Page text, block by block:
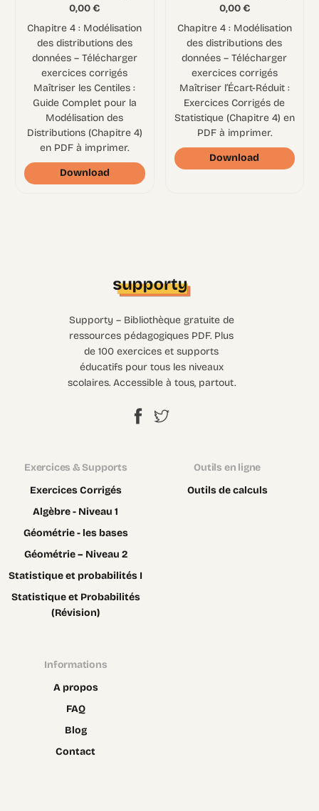
0,00€
Chapitre 4 : Modélisation
des distributions des
données – Télécharger
exercices corrigés
Maîtriser les Centiles :
Guide Complet pour la
Modélisation des
Distributions (Chapitre 4)
en PDF à imprimer.
Download
0,00€
Chapitre 4 : Modélisation
des distributions des
données – Télécharger
exercices corrigés
Maîtriser l’Écart-Réduit :
Exercices Corrigés de
Statistique (Chapitre 4) en
PDF à imprimer.
Download
Supporty – Bibliothèque gratuite de
ressources pédagogiques PDF. Plus
de 100 exercices et supports
éducatifs pour tous les niveaux
scolaires. Accessible à tous, partout.
Exercices & Supports
Exercices Corrigés
Algèbre - Niveau 1
Géométrie - les bases
Géométrie – Niveau 2
Statistique et probabilités I
Statistique et Probabilités
(Révision)
Outils en ligne
Outils de calculs
Informations
A propos
FAQ
Blog
Contact